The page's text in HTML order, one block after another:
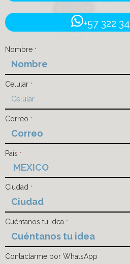
+57 322
Nombre *
Celular *
Correo *
País *
Ciudad *
Cuéntanos tu idea *
Contactarme por WhatsApp